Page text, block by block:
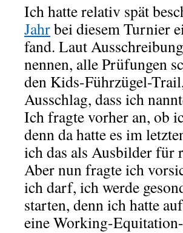
Ich hatte relativ spät
Jahrbei diesem Turnier
fand. Laut
nennen, alle Prüfungen
den Kids-Führzügel-
Ausschlag, dass ich
Ich fragte vorher an, ob
denn da hatte es im
ich das als Ausbilder für
Aber nun fragte ich
ich darf, ich werde
starten, denn ich hatte
eine Working-